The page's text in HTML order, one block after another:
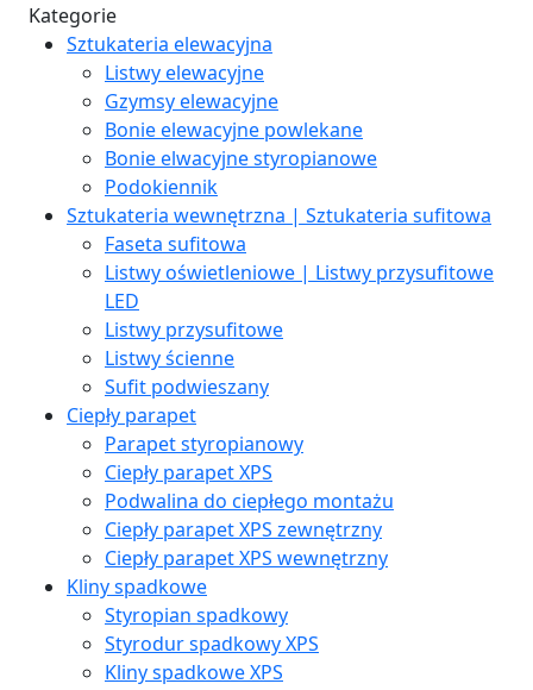
Kategorie
Sztukateria elewacyjna
Listwy elewacyjne
Gzymsy elewacyjne
Bonie elewacyjne powlekane
Bonie elwacyjne styropianowe
Podokiennik
Sztukateria wewnętrzna | Sztukateria sufitowa
Faseta sufitowa
Listwy oświetleniowe | Listwy przysufitowe
LED
Listwy przysufitowe
Listwy ścienne
Sufit podwieszany
Ciepły parapet
Parapet styropianowy
Ciepły parapet XPS
Podwalina do ciepłego montażu
Ciepły parapet XPS zewnętrzny
Ciepły parapet XPS wewnętrzny
Kliny spadkowe
Styropian spadkowy
Styrodur spadkowy XPS
Kliny spadkowe XPS